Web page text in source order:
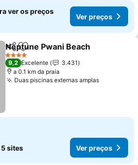
ver os preços
Ver preços
PartilharAdicionar aos favoritos
Neptune Pwani Beach
4 Estrelas
9,2 Excelente
3.431
a 0.1 km da praia
Duas piscinas externas amplasVer
5 sites Ver preços